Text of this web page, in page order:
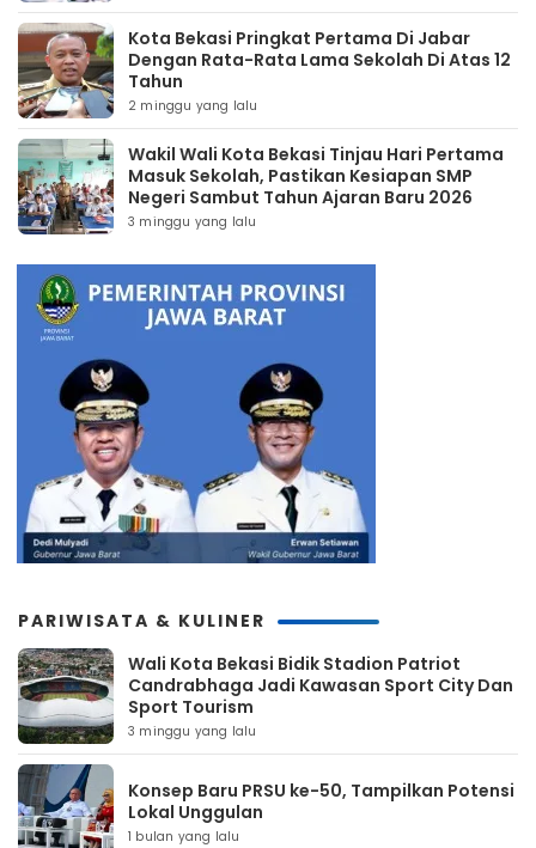
Kota Bekasi Pringkat Pertama Di Jabar
Dengan Rata-Rata Lama Sekolah Di Atas 12
Tahun
2 minggu yang lalu
Wakil Wali Kota Bekasi Tinjau Hari Pertama
Masuk Sekolah, Pastikan Kesiapan SMP
Negeri Sambut Tahun Ajaran Baru 2026
3 minggu yang lalu
PARIWISATA & KULINER
Wali Kota Bekasi Bidik Stadion Patriot
Candrabhaga Jadi Kawasan Sport City Dan
Sport Tourism
3 minggu yang lalu
Konsep Baru PRSU ke-50, Tampilkan Potensi
Lokal Unggulan
1 bulan yang lalu